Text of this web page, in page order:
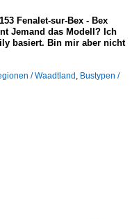
Fenalet-sur-Bex - Bex
Jemand das Modell? Ich
basiert. Bin mir aber nicht
/ Waadtland Bustypen /